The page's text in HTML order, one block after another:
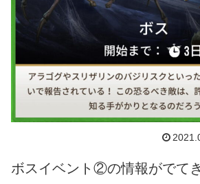
ボスイベント②の情報がでて